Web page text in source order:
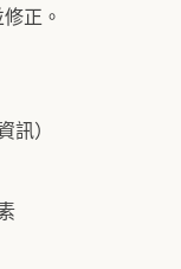
正。
）